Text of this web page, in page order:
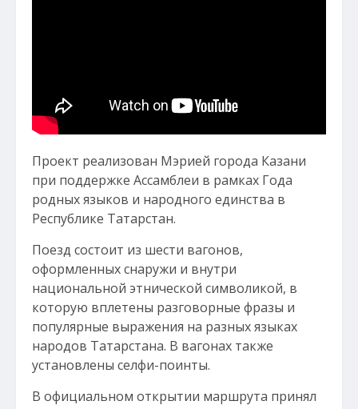
Проект реализован Мэрией города Казани
при поддержке Ассамблеи в рамках Года
родных языков и народного единства в
Республике Татарстан.
Поезд состоит из шести вагонов,
оформленных снаружи и внутри
национальной этнической символикой, в
которую вплетены разговорные фразы и
популярные выражения на разных языках
народов Татарстана. В вагонах также
установлены селфи-поинты.
В официальном открытии маршрута принял